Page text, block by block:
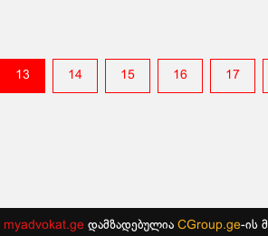
13 14 15 16 17
myadvokat.geდამზადებულია CGroup.ge-ის